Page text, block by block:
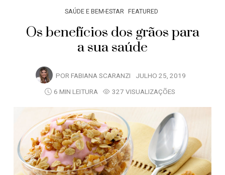
SAÚDE E BEM-ESTAR FEATURED
Os benefícios dos grãos para
a sua saúde
POR FABIANA SCARANZI JULHO 25, 2019
6 MIN LEITURA
327 VISUALIZAÇÕES